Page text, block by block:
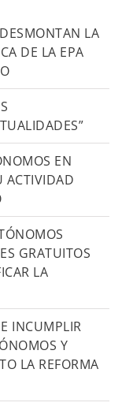
LA
DE LA EPA
EN
ACTIVIDAD
GRATUITOS
LA
INCUMPLIR
Y
LA REFORMA